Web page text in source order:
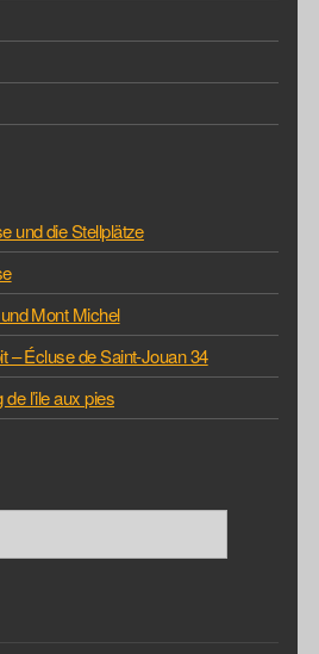
und die Stellplätze
Mont Michel
– Écluse de Saint-Jouan 34
l’ile aux pies